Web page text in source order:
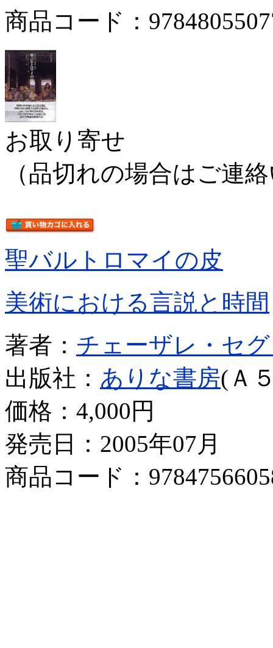
商品コード：
お取り寄せ
（品切れの場合はご連
聖バルトロマイの皮
美術における言説と時間
著者： チェーザレ・セ
出版社： ありな書房(Ａ
価格： 4,000円
発売日：2005年07月
商品コード：